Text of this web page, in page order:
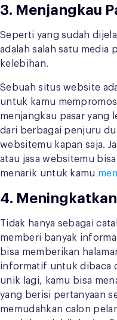
3. Menjangkau
Seperti yang sudah
adalah salah satu media
kelebihan.
Sebuah situs website
untuk kamu
menjangkau pasar yang
dari berbagai penjuru
websitemu kapan saja.
atau jasa websitemu
menarik untuk kamu
4.
Tidak hanya sebagai
memberi banyak
bisa memberikan
informatif untuk dibaca
unik lagi, kamu bisa
yang berisi pertanyaan
memudahkan calon